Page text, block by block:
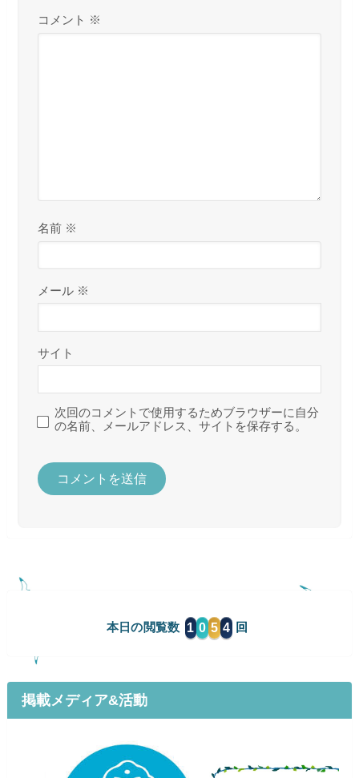
コメント ※
名前 ※
メール ※
サイト
次回のコメントで使用するためブラウザーに自分
の名前、メールアドレス、サイトを保存する。
本日の閲覧数 1 0 5 4
掲載メディア&活動